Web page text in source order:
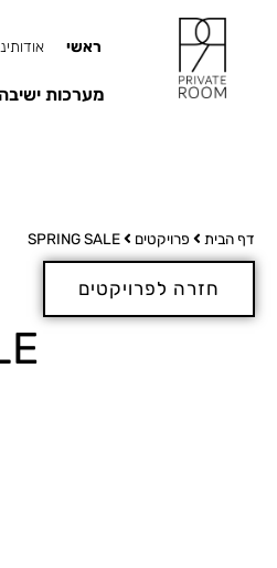
ראשי
מערכות ישיבה
דף הבית פרויקטים SPRING SALE
חזרה לפרויקטים